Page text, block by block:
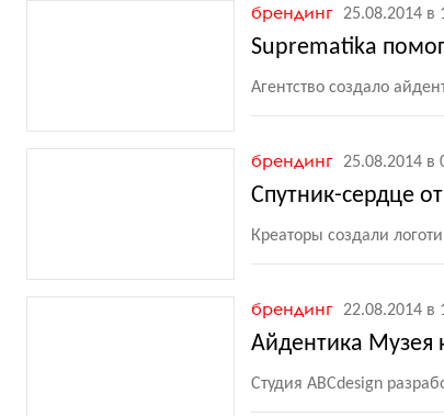
брендинг 25.08.2014 в
Suprematika
Агентство создало
брендинг 25.08.2014 в
Спутник-сердце
Креаторы создали
брендинг 22.08.2014 в
Айдентика Музея
Студия ABCdesign